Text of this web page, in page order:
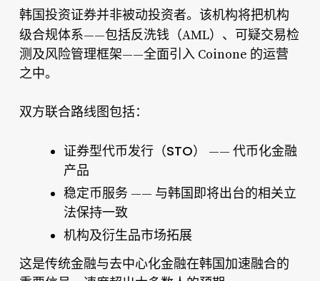
韩国投资证券并非被动投资者。该机构将把机构
级合规体系——包括反洗钱（AML）、可疑交易检
测及风险管理框架——全面引入 Coinone 的运营
之中。
双方联合路线图包括：
证券型代币发行（STO）
—— 代币化金融
产品
稳定币服务 —— 与韩国即将出台的相关立
法保持一致
机构及衍生品市场拓展
这是传统金融与去中心化金融在韩国加速融合的